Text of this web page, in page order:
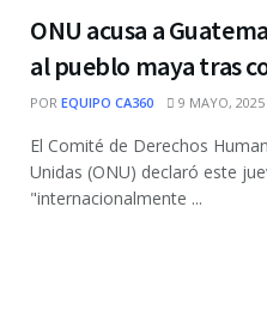
ONU acusa a
al pueblo maya tras
POR EQUIPO CA360 9 MAYO, 2025
El Comité de Derechos
Unidas (ONU) declaró este
"internacionalmente ...